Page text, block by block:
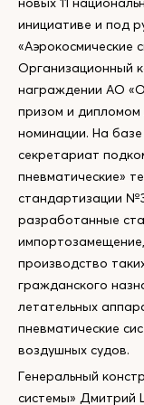
инициативе и под
«Аэрокосмические
Организационный
награждении АО
призом и дипломом
номинации. На
секретариат
пневматические»
стандартизации
разработанные
производство
гражданского
летательных
пневматические
воздушных судов.
Генеральный
системы» Дмитрий